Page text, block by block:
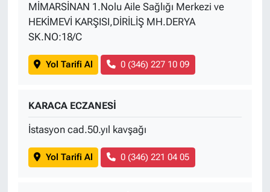
MİMARSİNAN 1.Nolu Aile Sağlığı Merkezi ve
HEKİMEVİ KARŞISI,DİRİLİŞ MH.DERYA
SK.NO:18/C
Yol Tarifi Al 0 (346) 227 10 09
KARACA ECZANESİ
İstasyon cad.50.yıl kavşağı
Yol Tarifi Al 0 (346) 221 04 05